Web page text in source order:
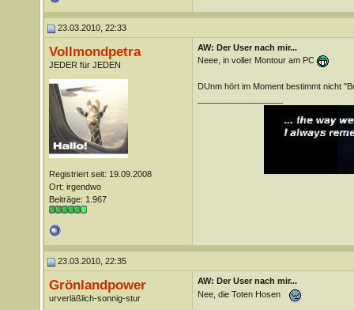
23.03.2010, 22:33
Vollmondpetra
JEDER für JEDEN
Registriert seit: 19.09.2008
Ort: irgendwo
Beiträge: 1.967
AW: Der User nach mir...
Neee, in voller Montour am PC
DUnm hört im Moment bestimmt nicht
23.03.2010, 22:35
Grönlandpower
urverläßlich-sonnig-stur
AW: Der User nach mir...
Nee, die Toten Hosen